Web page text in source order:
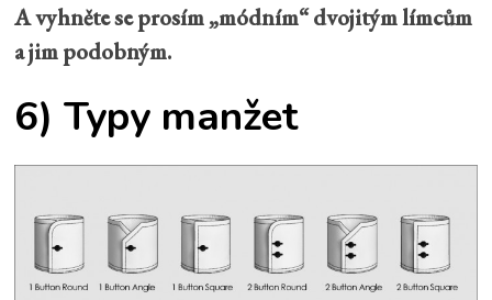
A vyhněte se prosím „módním“ dvojitým límcům
a jim podobným.
6) Typy manžet